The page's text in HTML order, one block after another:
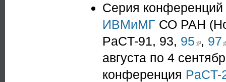
Серия конференций
ИВМиМГ СО РАН
PaCT-91, 93, 95 (link is
, 97
августа по 4
конференция PaCT-